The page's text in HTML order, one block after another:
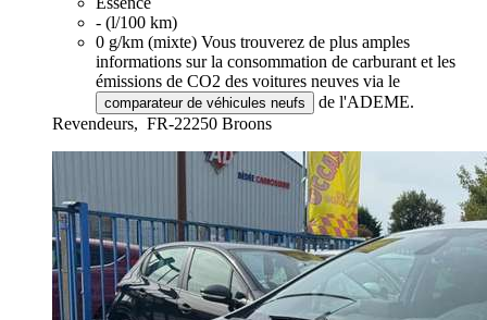
- (l/100 km)
0 g/km (mixte) Vous trouverez de plus amples
informations sur la consommation de carburant et les
émissions de CO2 des voitures neuves via le
comparateur de véhicules neufs
de l'ADEME.
Revendeurs, FR-22250 Broons